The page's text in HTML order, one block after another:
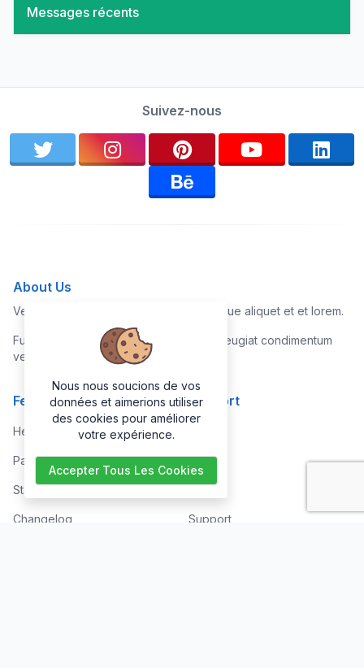
Messages récents
Suivez-nous
About Us
Vestibulum quis risus sed nisl pellentesque aliquet et et lorem.
Fusce nibh nisl, gravida nec ipsum eu, feugiat condimentum
velit.
Features
Help Center
Paid with Mobile
Status
Changelog
Support
About
FAQs
Support
Nous nous soucions de vos
données et aimerions utiliser
des cookies pour améliorer
votre expérience.
Accepter Tous Les Cookies